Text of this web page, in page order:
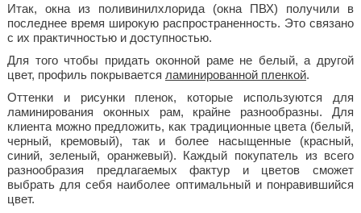
Итак, окна из поливинилхлорида (окна ПВХ) получили в
последнее время широкую распространенность. Это связано
с их практичностью и доступностью.
Для того чтобы придать оконной раме не белый, а другой
цвет, профиль покрывается ламинированной пленкой.
Оттенки и рисунки пленок, которые используются для
ламинирования оконных рам, крайне разнообразны. Для
клиента можно предложить, как традиционные цвета (белый,
черный, кремовый), так и более насыщенные (красный,
синий, зеленый, оранжевый). Каждый покупатель из всего
разнообразия предлагаемых фактур и цветов сможет
выбрать для себя наиболее оптимальный и понравившийся
цвет.